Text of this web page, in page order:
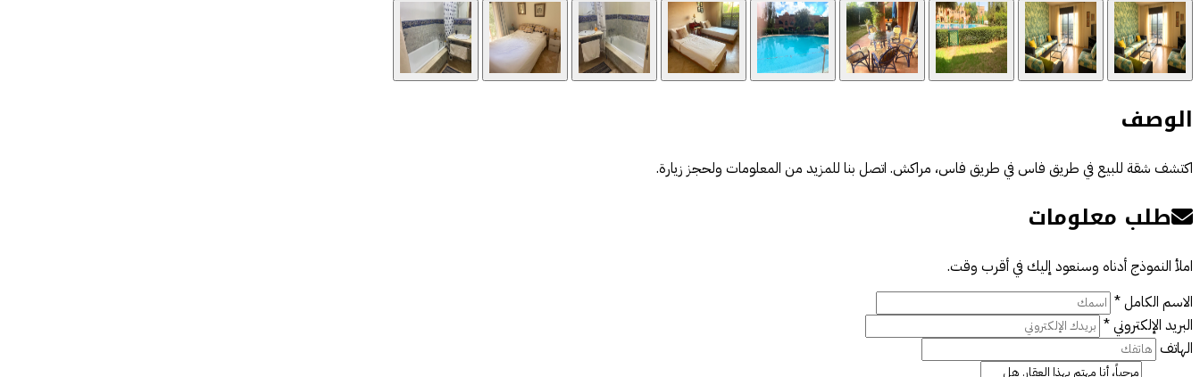
الوصف
اكتشف شقة للبيع في طريق فاس في طريق فاس، مراكش. اتصل بنا للمزيد من المعلومات ولحجز زيارة.
طلب معلومات
املأ النموذج أدناه وسنعود إليك في أقرب وقت.
الاسم الكامل *
البريد الإلكتروني *
الهاتف